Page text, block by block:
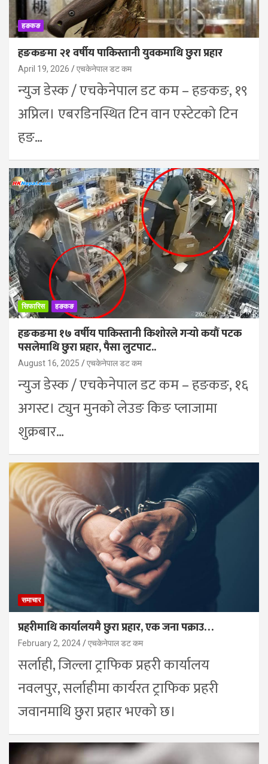
हङकङ
हङकङमा २१ वर्षीय पाकिस्तानी युवकमाथि छुरा प्रहार
April 19, 2026 एचकेनेपाल डट कम
न्युज डेस्क / एचकेनेपाल डट कम – हङकङ, १९
अप्रिल। एबरडिनस्थित टिन वान एस्टेटको टिन
हङ…
सिफारिस हङकङ
हङकङमा १७ वर्षीय पाकिस्तानी किशोरले गऱ्यो कयौं पटक
पसलेमाथि छुरा प्रहार, पैसा लुटपाट..
August 16, 2025 एचकेनेपाल डट कम
न्युज डेस्क / एचकेनेपाल डट कम – हङकङ, १६
अगस्ट। ट्युन मुनको लेउङ किङ प्लाजामा
शुक्रबार…
समाचार
प्रहरीमाथि कार्यालयमै छुरा प्रहार, एक जना पक्राउ…
February 2, 2024 एचकेनेपाल डट कम
सर्लाही, जिल्ला ट्राफिक प्रहरी कार्यालय
नवलपुर, सर्लाहीमा कार्यरत ट्राफिक प्रहरी
जवानमाथि छुरा प्रहार भएको छ।